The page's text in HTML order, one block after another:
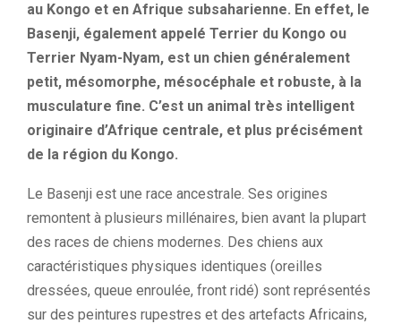
au Kongo et en Afrique subsaharienne. En effet, le
Basenji, également appelé Terrier du Kongo ou
Terrier Nyam-Nyam, est un chien généralement
petit, mésomorphe, mésocéphale et robuste, à la
musculature fine. C’est un animal très intelligent
originaire d’Afrique centrale, et plus précisément
de la région du Kongo.
Le Basenji est une race ancestrale. Ses origines
remontent à plusieurs millénaires, bien avant la plupart
des races de chiens modernes. Des chiens aux
caractéristiques physiques identiques (oreilles
dressées, queue enroulée, front ridé) sont représentés
sur des peintures rupestres et des artefacts Africains,